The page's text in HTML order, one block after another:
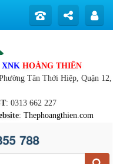
XNK HOÀNG THIÊN
Tân Thới Hiệp, Quận 12,
: 0313 662 227
: Thephoangthien.com
788